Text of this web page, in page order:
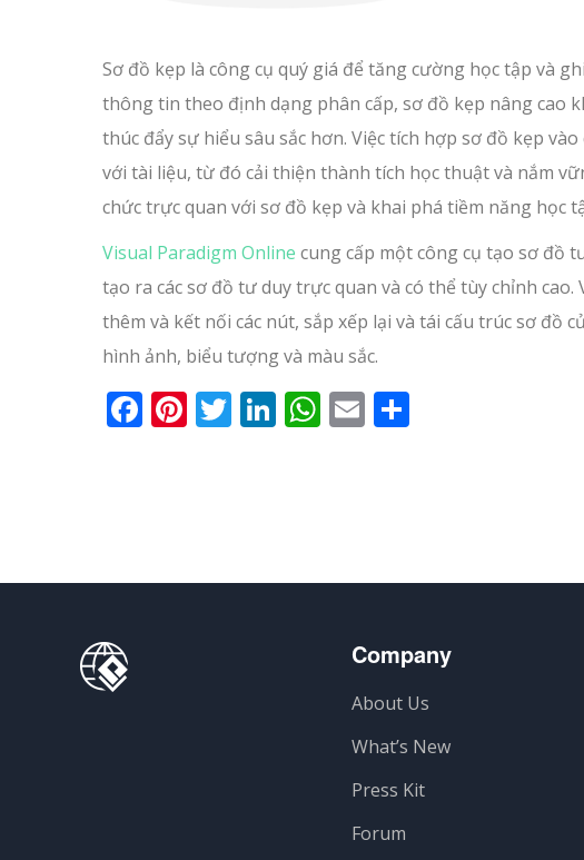
Sơ đồ kẹp là công cụ quý giá để tăng cường học tập và
thông tin theo định dạng phân cấp, sơ đồ kẹp nâng cao
thúc đẩy sự hiểu sâu sắc hơn. Việc tích hợp sơ đồ kẹp
với tài liệu, từ đó cải thiện thành tích học thuật và nắm
chức trực quan với sơ đồ kẹp và khai phá tiềm năng học
Visual Paradigm Online cung cấp một công cụ tạo sơ đồ
tạo ra các sơ đồ tư duy trực quan và có thể tùy chỉnh
thêm và kết nối các nút, sắp xếp lại và tái cấu trúc sơ
hình ảnh, biểu tượng và màu sắc.
Facebook
Pinterest
Twitter
LinkedIn
WhatsApp
Email
Company
About Us
What’s New
Press Kit
Forum